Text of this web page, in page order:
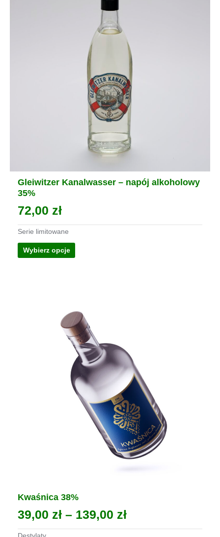
Gleiwitzer Kanalwasser – napój alkoholowy
35%
72,00 zł
Serie limitowane
Wybierz opcje
Ten
wybrać
na
stronie
produktu
Kwaśnica 38%
39,00 zł – 139,00 złZakres
cen: